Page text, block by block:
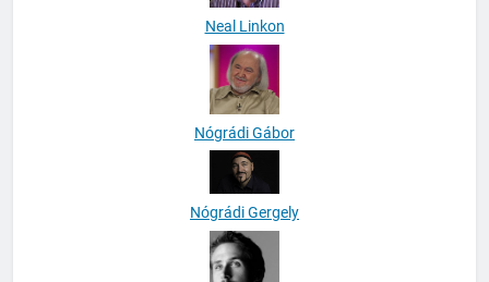
Neal Linkon
Nógrádi Gábor
Nógrádi Gergely